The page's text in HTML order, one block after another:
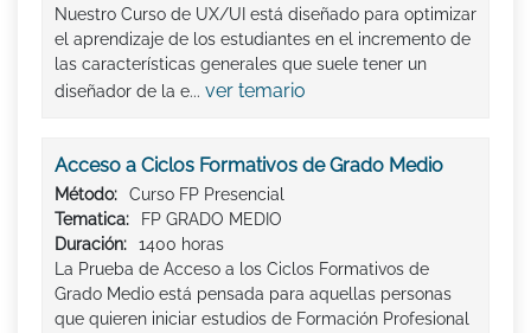
Nuestro Curso de UX/UI está diseñado para optimizar
el aprendizaje de los estudiantes en el incremento de
las características generales que suele tener un
diseñador de la e... ver temario
Acceso a Ciclos Formativos de Grado Medio
Método:
Curso FP Presencial
Tematica:
FP GRADO MEDIO
Duración:
1400 horas
La Prueba de Acceso a los Ciclos Formativos de
Grado Medio está pensada para aquellas personas
que quieren iniciar estudios de Formación Profesional